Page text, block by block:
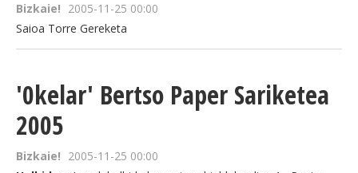
Bizkaie! 2005-11-25 00:00
Saioa Torre Gereketa
'0kelar' Bertso Paper Sariketea
2005
Bizkaie! 2005-11-25 00:00